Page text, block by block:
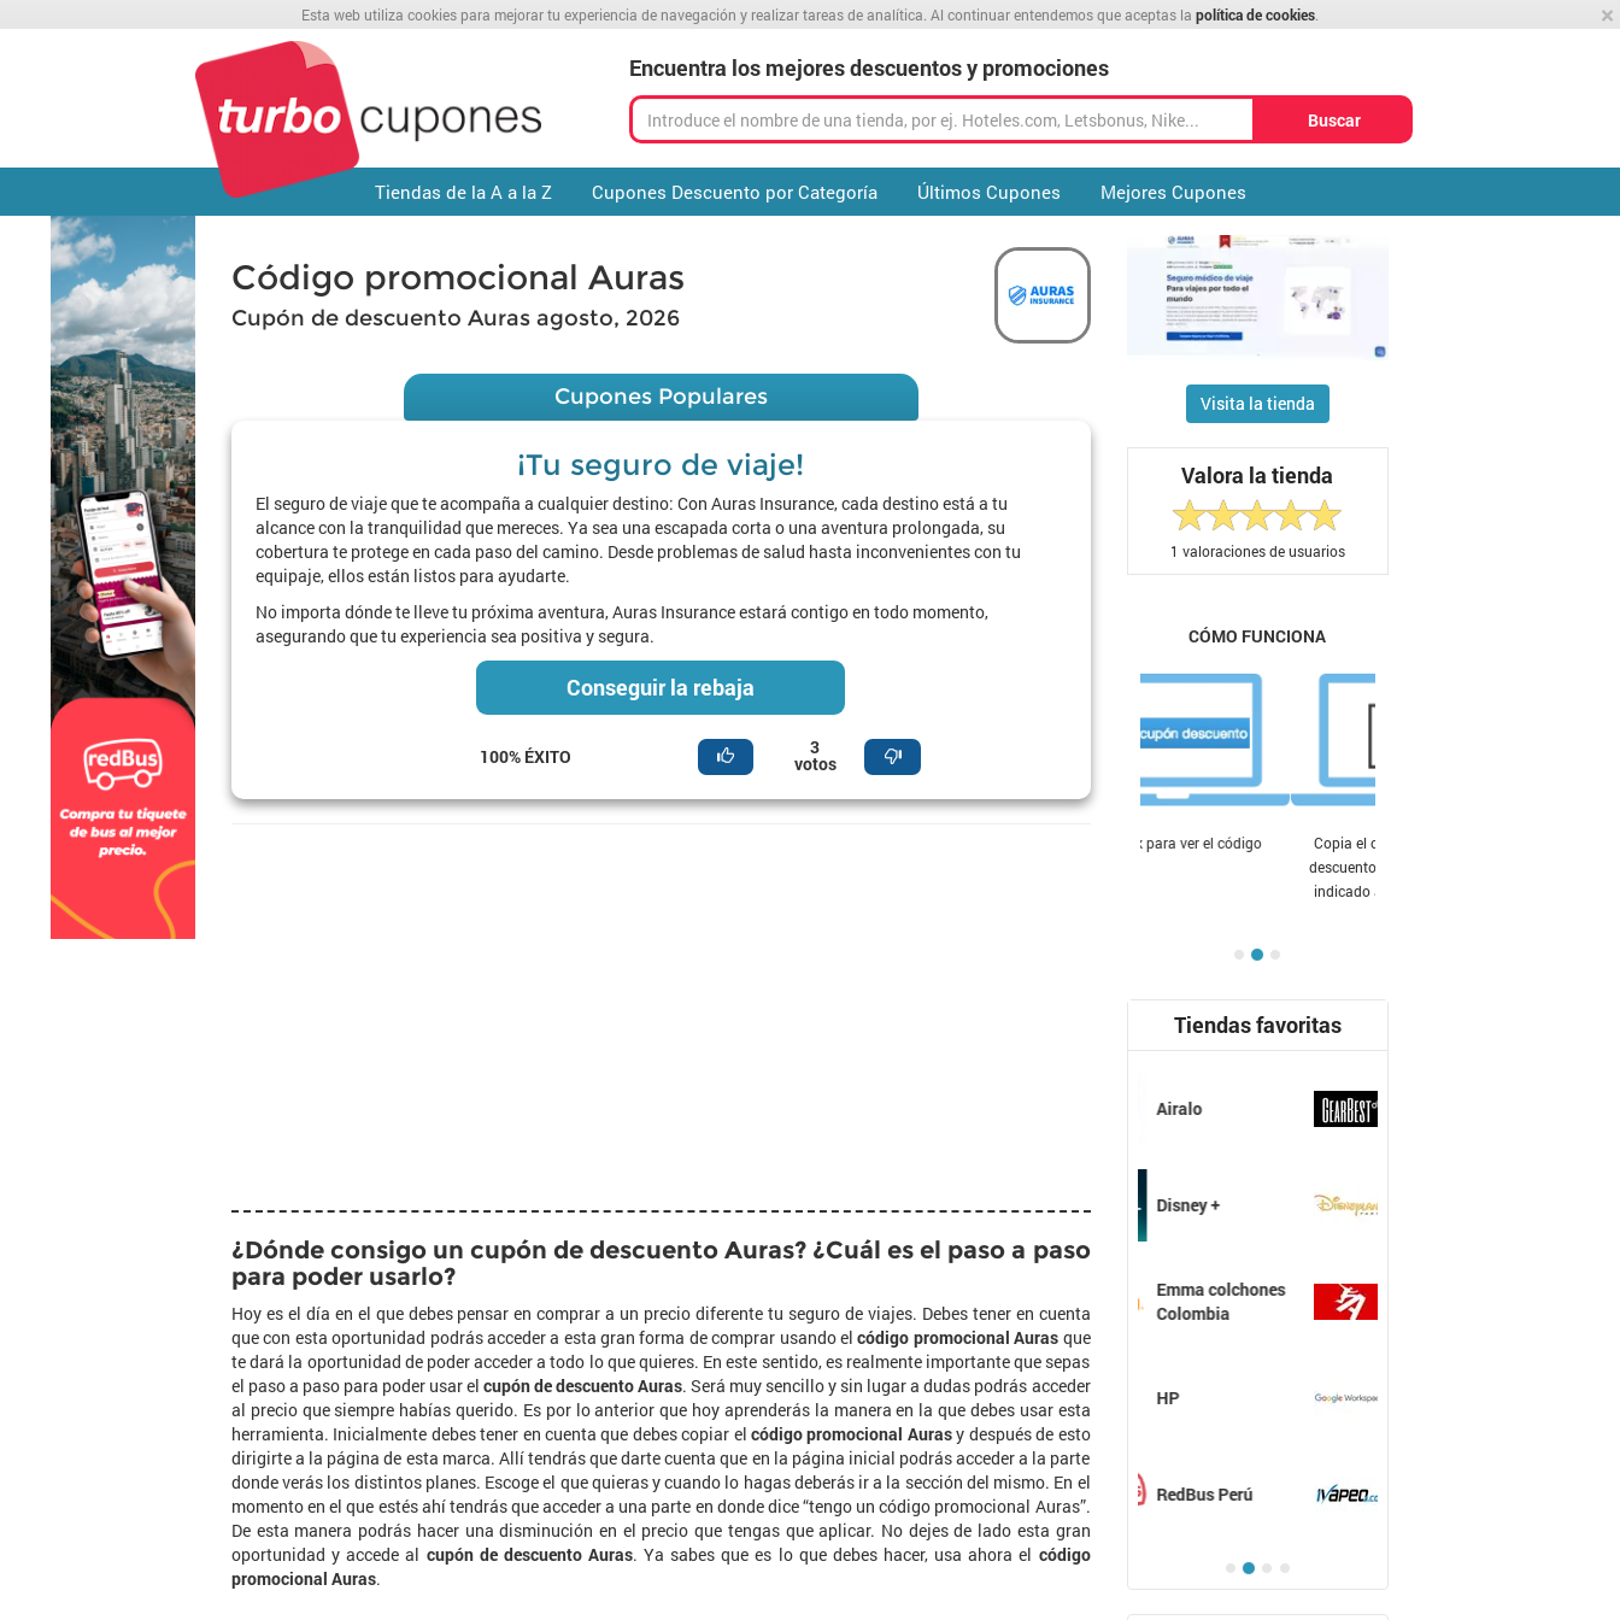
×
Esta web utiliza cookies para mejorar tu experiencia de navegación y realizar tareas de analítica. Al continuar entendemos que aceptas la política de cookies
Encuentra los mejores descuentos y promociones
Buscar
Tiendas de la A a la Z Cupones Descuento por Categoría Últimos Cupones Mejores Cupones
Código promocional Auras
Cupón de descuento Auras agosto, 2026
Cupones Populares
¡Tu seguro de viaje!
El seguro de viaje que te acompaña a cualquier destino: Con Auras Insurance, cada destino está a tu
alcance con la tranquilidad que mereces. Ya sea una escapada corta o una aventura prolongada, su
cobertura te protege en cada paso del camino. Desde problemas de salud hasta inconvenientes con tu
equipaje, ellos están listos para ayudarte.
No importa dónde te lleve tu próxima aventura, Auras Insurance estará contigo en todo momento,
asegurando que tu experiencia sea positiva y segura.
Conseguir la rebaja
100% ÉXITO 3
votos
¿Dónde consigo un cupón de descuento Auras? ¿Cuál es el paso a paso
para poder usarlo?
Hoy es el día en el que debes pensar en comprar a un precio diferente tu seguro de viajes. Debes tener en cuenta
que con esta oportunidad podrás acceder a esta gran forma de comprar usando elcódigo promocional Auras que
te dará la oportunidad de poder acceder a todo lo que quieres. En este sentido, es realmente importante que sepas
el paso a paso para poder usar elcupón de descuento Auras. Será muy sencillo y sin lugar a dudas podrás acceder
al precio que siempre habías querido. Es por lo anterior que hoy aprenderás la manera en la que debes usar esta
herramienta. Inicialmente debes tener en cuenta que debes copiar elcódigo promocional Aurasy después de esto
dirigirte a la página de esta marca. Allí tendrás que darte cuenta que en la página inicial podrás acceder a la parte
donde verás los distintos planes. Escoge el que quieras y cuando lo hagas deberás ir a la sección del mismo. En el
momento en el que estés ahí tendrás que acceder a una parte en donde dice “tengo un código promocional Auras”.
De esta manera podrás hacer una disminución en el precio que tengas que aplicar. No dejes de lado esta gran
oportunidad y accede al cupón de descuento Auras. Ya sabes que es lo que debes hacer, usa ahora el código
promocional Auras.
Visita la tienda
Valora la tienda
1 valoraciones de usuarios
CÓMO FUNCIONA
Copia el código del cupón de
descuento y pégalo en el lugar
indicado antes de finalizar tu
Tiendas favoritas
Hostgator
Ivapeo